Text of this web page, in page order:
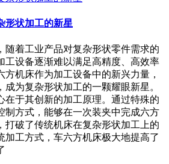
形状加工的新星
随着工业产品对复杂形状零件需求的
工设备逐渐难以满足高精度、高效率
方机床作为加工设备中的新兴力量，
成为复杂形状加工的一颗耀眼新星。
在于其创新的加工原理。通过特殊的
制方式，能够在一次装夹中完成六方
打破了传统机床在复杂形状加工上的
加工方式，车六方机床极大地提高了